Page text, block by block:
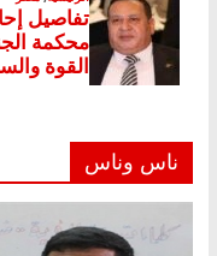
ناس وناس